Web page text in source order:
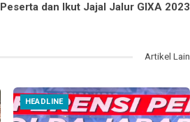
Peserta dan Ikut Jajal Jalur GIXA 2023
Artikel Lain
HEADLINE